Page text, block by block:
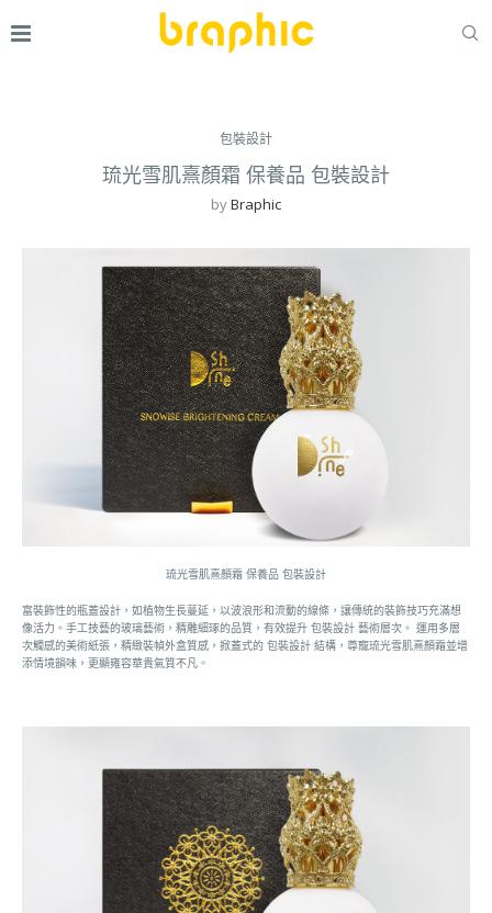
包裝設計
琉光雪肌熹顏霜 保養品 包裝設計
byBraphic
琉光雪肌熹顏霜 保養品 包裝設計
富裝飾性的瓶蓋設計，如植物生長蔓延，以波浪形和流動的線條，讓傳統的裝飾技巧充滿想
像活力。手工技藝的玻璃藝術，精雕細琢的品質，有效提升 包裝設計 藝術層次。 運用多層
次觸感的美術紙張，精緻裝幀外盒質感，掀蓋式的 包裝設計 結構，尊寵琉光雪肌熹顏霜並增
添情境韻味，更顯雍容華貴氣質不凡。